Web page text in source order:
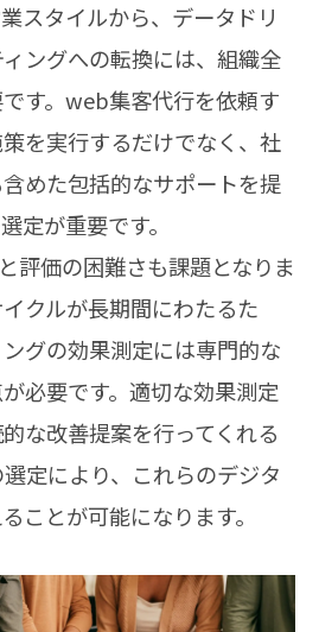
スタイルから、データドリ
ングへの転換には、組織全
す。web集客代行を依頼す
を実行するだけでなく、社
めた包括的なサポートを提
定が重要です。
評価の困難さも課題となりま
クルが長期間にわたるた
グの効果測定には専門的な
必要です。適切な効果測定
な改善提案を行ってくれる
定により、これらのデジタ
ことが可能になります。